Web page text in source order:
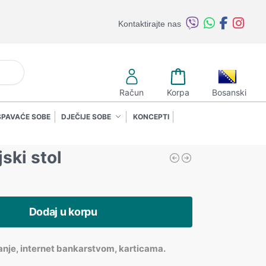
Kontaktirajte nas
Račun Korpa Bosanski
SOBE DJEČIJE SOBE KONCEPTI
stol
Dodaj u korpu
internet bankarstvom, karticama.